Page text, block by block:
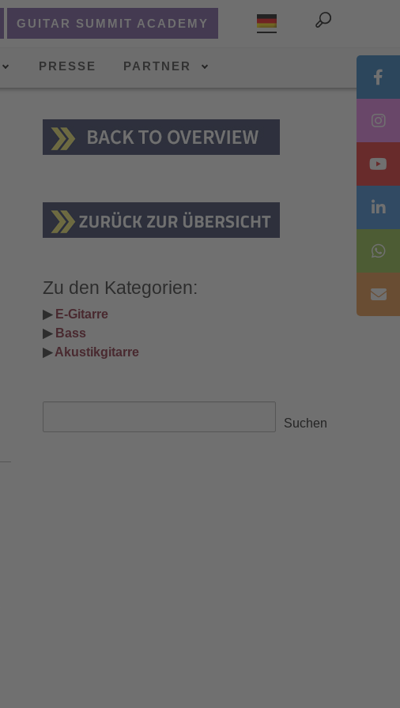
GUITAR SUMMIT ACADEMY
PRESSE PARTNER
Zu den Kategorien:
▶ E-Gitarre
▶ Bass
▶ Akustikgitarre
Suchen